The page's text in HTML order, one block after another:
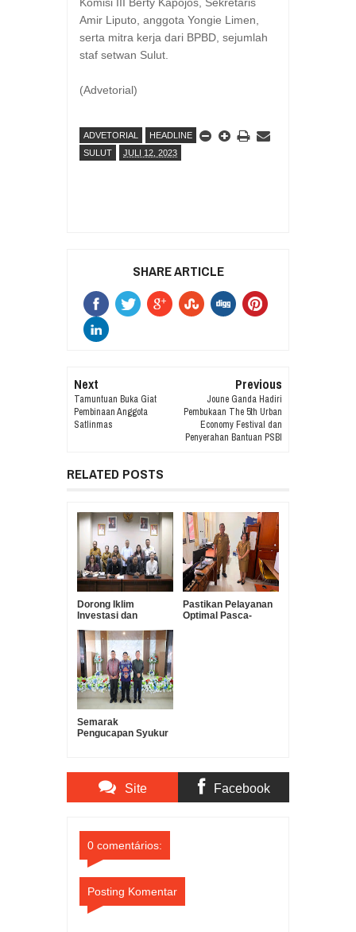
Amir Liputo, anggota Yongie Limen,
serta mitra kerja dari BPBD, sejumlah
staf setwan Sulut.
(Advetorial)
ADVETORIAL
HEADLINE
SULUT
JULI 12, 2023
SHARE ARTICLE
Next
Tamuntuan Buka Giat
Pembinaan Anggota
Satlinmas
Previous
Joune Ganda Hadiri
Pembukaan The 5th Urban
Economy Festival dan
Penyerahan Bantuan PSBI
RELATED POSTS
Dorong Iklim
Investasi dan
Lokal, Pansus DPRD
Sulut Pacu
Pembahasan
Ranperda Perizinan
Berusaha
Pastikan Pelayanan
Optimal Pasca-
Semarak
Pengucapan Syukur
Persaudaraan dan
Menggerakkan
Ekonomi Daerah
Site Facebook
0 comentários:
Posting Komentar